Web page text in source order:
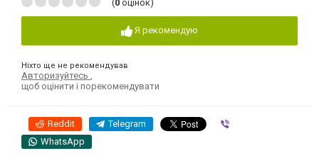
(0 оцінок)
Я рекомендую
Ніхто ще не рекомендував
Авторизуйтесь
щоб оцінити і порекомендувати
Reddit Telegram
WhatsApp